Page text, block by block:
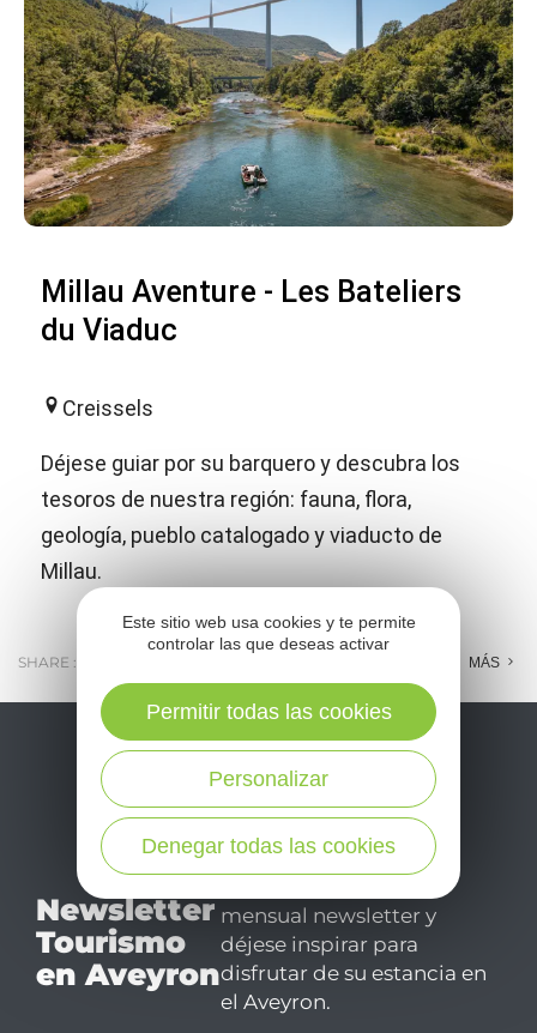
Millau Aventure - Les Bateliers
du Viaduc
Creissels
Déjese guiar por su barquero y descubra los
tesoros de nuestra región: fauna, flora,
geología, pueblo catalogado y viaducto de
Millau.
SHARE : MÁS
Newsletter
Tourismo
en Aveyron
mensual newsletter y
déjese inspirar para
disfrutar de su estancia en
el Aveyron.
Este sitio web usa cookies y te permite
controlar las que deseas activar
Denegar todas las cookies
Personalizar
Permitir todas las cookies